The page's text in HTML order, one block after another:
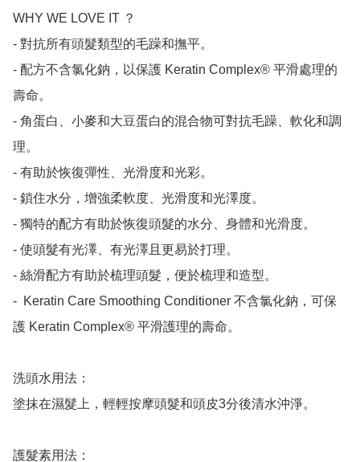
WHY WE LOVE IT ？
- 對抗所有頭髮類型的毛躁和撫平。
- 配方不含氯化鈉，以保護 Keratin Complex® 平滑處理的
壽命。
- 角蛋白、小麥和大豆蛋白的混合物可對抗毛躁、軟化和調
理。
- 有助於恢復彈性、光滑度和光彩。
- 鎖住水分，增強柔軟度、光滑度和光澤度。
- 獨特的配方有助於恢復頭髮的水分、身體和光滑度。
- 使頭髮有光澤、有光澤且更易於打理。
- 絲滑配方有助於梳理頭髮，便於梳理和造型。
-  Keratin Care Smoothing Conditioner 不含氯化鈉，可保
護 Keratin Complex® 平滑護理的壽命。
洗頭水用法：
塗抹在濕髮上，輕輕按摩頭髮和頭皮3分後清水沖淨。
護髮素用法：